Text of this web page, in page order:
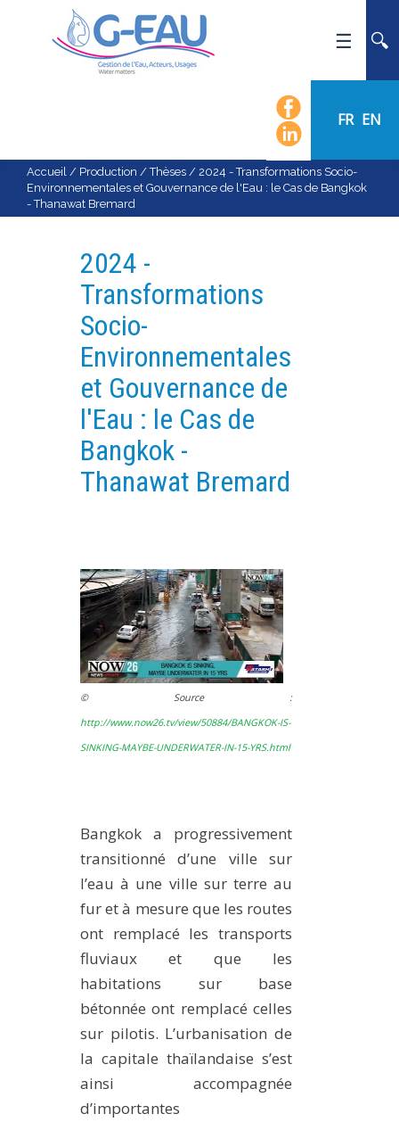
FR EN
ACTUALITÉS
AGENDA
CALENDRIER DES ÉVÈNEMENTS
ORGANIGRAMME
LISTE DU PERSONNEL
RECHERCHE
PLATEFORMES EXPÉRIMENTALES
IMPLANTATIONS GÉOGRAPHIQUES
PROJETS EN COURS
SÉMINAIRES RÉGULIERS
FORMATION
MASTER
INGÉNIEUR
FORMATION CONTINUE
PUBLICATIONS SUR HAL
THÈSES
WORKING PAPERS
NOS TRAVAUX EN VIDÉO
Accueil / Production /Thèses / 2024 - Transformations Socio-
Environnementales et Gouvernance de l'Eau : le Cas de Bangkok
- Thanawat Bremard
2024 -
Transformations
Socio-
Environnementales
et Gouvernance de
l'Eau : le Cas de
Bangkok -
Thanawat Bremard
© Source :
http://www.now26.tv/view/50884/BANGKOK-IS-
SINKING-MAYBE-UNDERWATER-IN-15-YRS.html
Bangkok a progressivement
transitionné d’une ville sur
l’eau à une ville sur terre au
fur et à mesure que les routes
ont remplacé les transports
fluviaux et que les
habitations sur base
bétonnée ont remplacé celles
sur pilotis. L’urbanisation de
la capitale thaïlandaise s’est
ainsi accompagnée
d’importantes